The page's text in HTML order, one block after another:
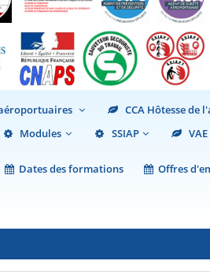
CCA Hôtesse de
Modules SSIAP VAE
Dates des formations Offres